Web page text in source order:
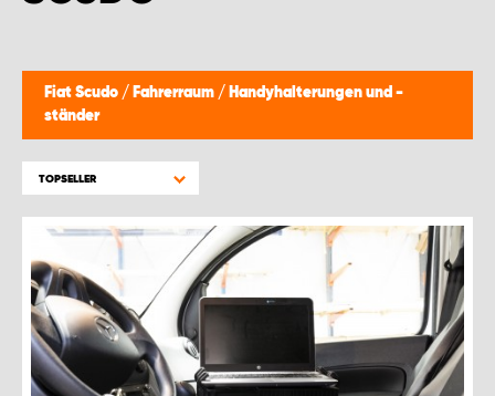
Fiat Scudo / Fahrerraum / Handyhalterungen und -
ständer
TOPSELLER